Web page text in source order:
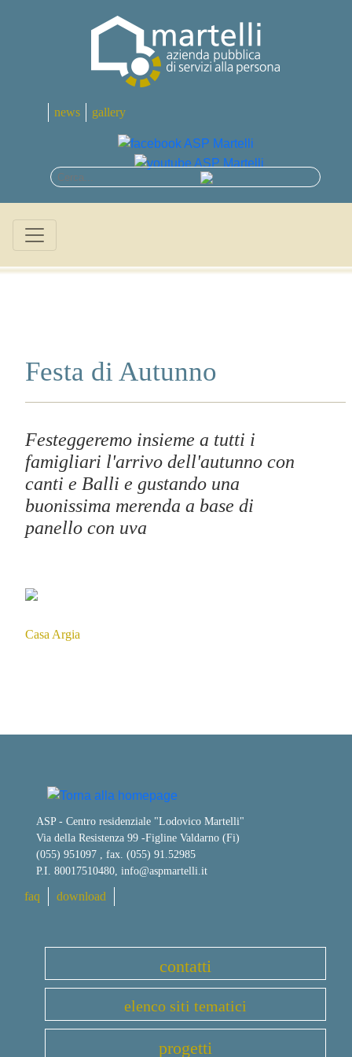
news gallery
Festa di Autunno
Festeggeremo insieme a tutti i
famigliari l'arrivo dell'autunno con
canti e Balli e gustando una
buonissima merenda a base di
panello con uva
Casa Argia
ASP - Centro residenziale "Lodovico Martelli"
Via della Resistenza 99 -Figline Valdarno (Fi)
(055) 951097 , fax. (055) 91.52985
P.I. 80017510480, info@aspmartelli.it
faq download
contatti
elenco siti tematici
progetti